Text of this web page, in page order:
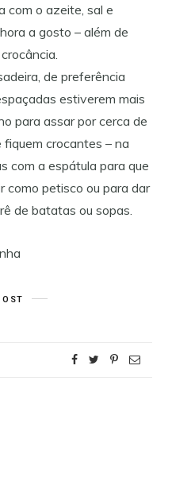
com o azeite, sal e
a gosto – além de
de preferência
estiverem mais
para assar por cerca de
crocantes – na
com a espátula para que
como petisco ou para dar
de batatas ou sopas.